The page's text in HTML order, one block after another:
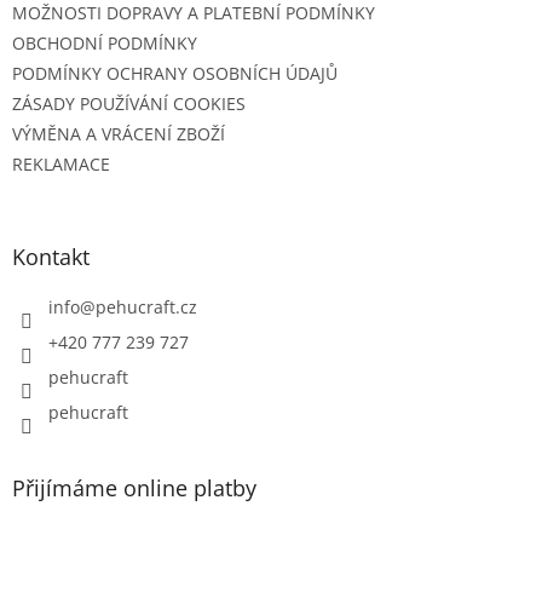
MOŽNOSTI DOPRAVY A PLATEBNÍ PODMÍNKY
OBCHODNÍ PODMÍNKY
PODMÍNKY OCHRANY OSOBNÍCH ÚDAJŮ
ZÁSADY POUŽÍVÁNÍ COOKIES
VÝMĚNA A VRÁCENÍ ZBOŽÍ
REKLAMACE
Kontakt
info@pehucraft.cz
+420 777 239 727
pehucraft
pehucraft
Přijímáme online platby